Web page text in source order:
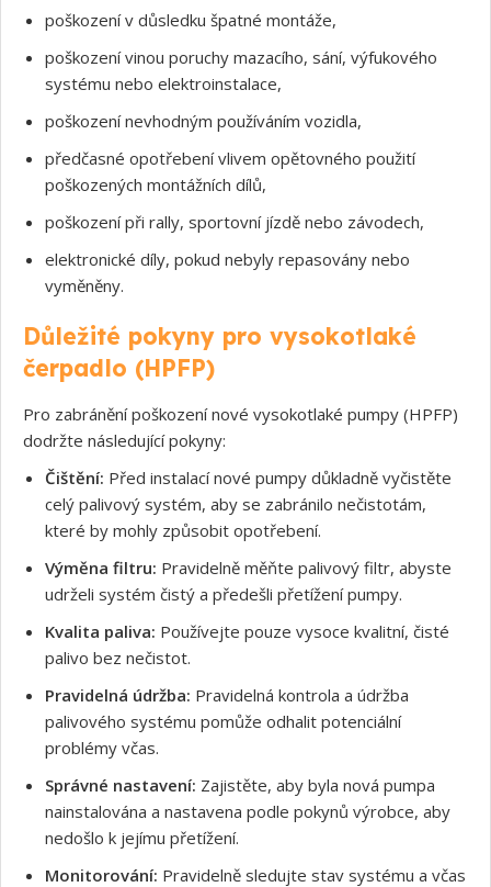
poškození v důsledku špatné montáže,
poškození vinou poruchy mazacího, sání, výfukového
systému nebo elektroinstalace,
poškození nevhodným používáním vozidla,
předčasné opotřebení vlivem opětovného použití
poškozených montážních dílů,
poškození při rally, sportovní jízdě nebo závodech,
elektronické díly, pokud nebyly repasovány nebo
vyměněny.
Důležité pokyny pro vysokotlaké
čerpadlo (HPFP)
Pro zabránění poškození nové vysokotlaké pumpy (HPFP)
dodržte následující pokyny:
Čištění: Před instalací nové pumpy důkladně vyčistěte
celý palivový systém, aby se zabránilo nečistotám,
které by mohly způsobit opotřebení.
Výměna filtru: Pravidelně měňte palivový filtr, abyste
udrželi systém čistý a předešli přetížení pumpy.
Kvalita paliva: Používejte pouze vysoce kvalitní, čisté
palivo bez nečistot.
Pravidelná údržba: Pravidelná kontrola a údržba
palivového systému pomůže odhalit potenciální
problémy včas.
Správné nastavení: Zajistěte, aby byla nová pumpa
nainstalována a nastavena podle pokynů výrobce, aby
nedošlo k jejímu přetížení.
Monitorování: Pravidelně sledujte stav systému a včas
Souhlasím s GDPR